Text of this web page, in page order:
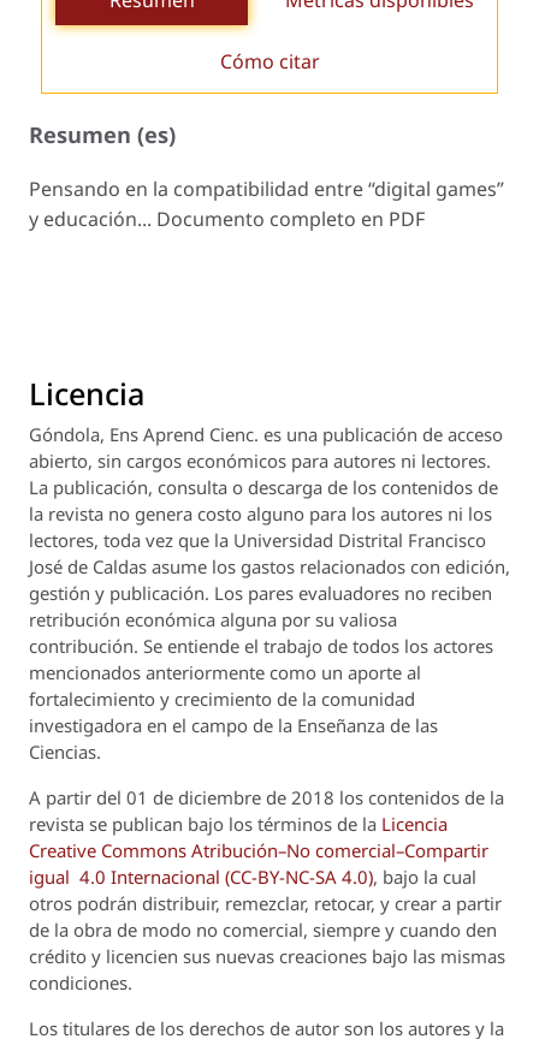
Cómo citar
Resumen (es)
Pensando en la compatibilidad entre “digital games”
y educación... Documento completo en PDF
Licencia
Góndola, Ens Aprend Cienc. es una publicación de acceso
abierto, sin cargos económicos para autores ni lectores.
La publicación, consulta o descarga de los contenidos de
la revista no genera costo alguno para los autores ni los
lectores, toda vez que la Universidad Distrital Francisco
José de Caldas asume los gastos relacionados con edición,
gestión y publicación. Los pares evaluadores no reciben
retribución económica alguna por su valiosa
contribución. Se entiende el trabajo de todos los actores
mencionados anteriormente como un aporte al
fortalecimiento y crecimiento de la comunidad
investigadora en el campo de la Enseñanza de las
Ciencias.
A partir del 01 de diciembre de 2018 los contenidos de la
revista se publican bajo los términos de la Licencia
Creative Commons Atribución–No comercial–Compartir
igual 4.0 Internacional (CC-BY-NC-SA 4.0), bajo la cual
otros podrán distribuir, remezclar, retocar, y crear a partir
de la obra de modo no comercial, siempre y cuando den
crédito y licencien sus nuevas creaciones bajo las mismas
condiciones.
Los titulares de los derechos de autor son los autores y la